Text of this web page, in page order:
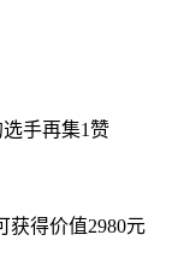
手再集1赞
获得价值2980元